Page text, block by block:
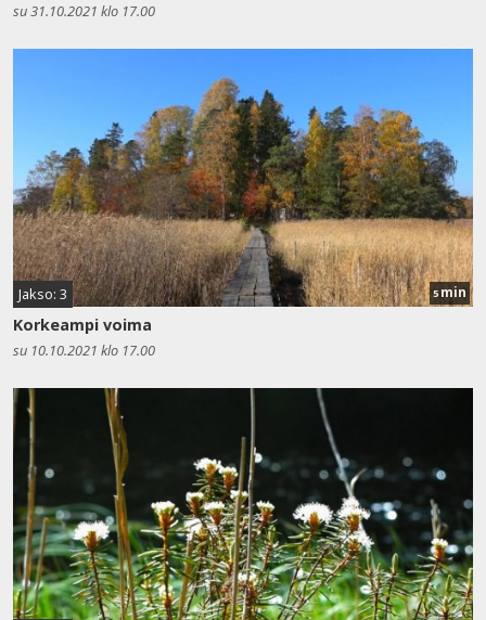
su 31.10.2021 klo 17.00
Jakso: 3 5 min
Korkeampi voima
su 10.10.2021 klo 17.00